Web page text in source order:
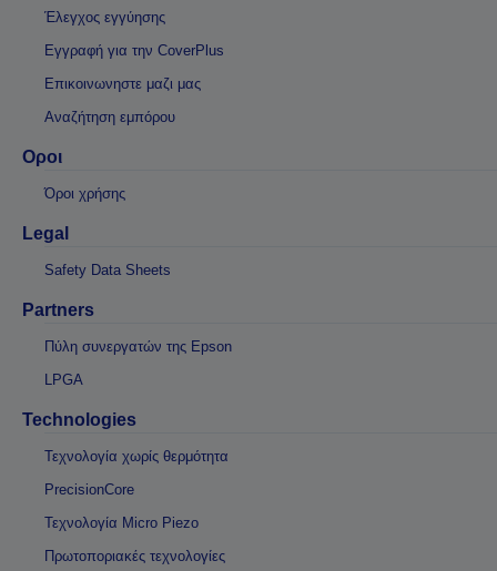
Έλεγχος εγγύησης
Εγγραφή για την CoverPlus
Επικοινωνηστε μαζι μας
Αναζήτηση εμπόρου
Οροι
Όροι χρήσης
Legal
Safety Data Sheets
Partners
Πύλη συνεργατών της Epson
LPGA
Technologies
Τεχνολογία χωρίς θερμότητα
PrecisionCore
Τεχνολογία Micro Piezo
Πρωτοποριακές τεχνολογίες